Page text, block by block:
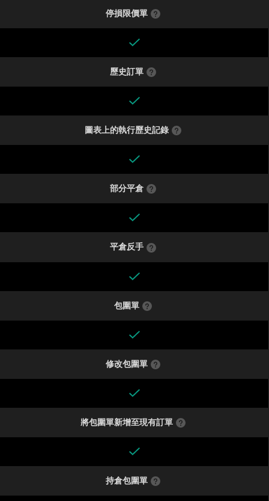
停損限價單
歷史訂單
圖表上的執行歷史記錄
部分平倉
平倉反手
包圍單
修改包圍單
將包圍單新增至現有訂單
持倉包圍單